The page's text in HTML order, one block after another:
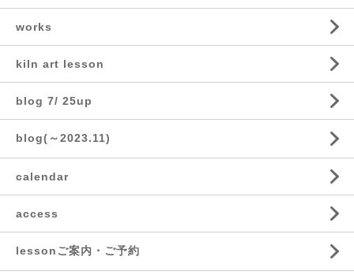
works
kiln art lesson
blog 7/ 25up
blog(～2023.11)
calendar
access
lessonご案内・ご予約